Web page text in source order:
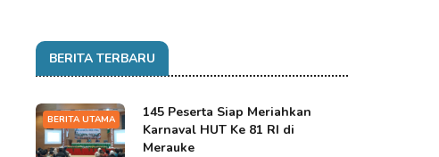
BERITA TERBARU
BERITA UTAMA
145 Peserta Siap Meriahkan
Karnaval HUT Ke 81 RI di
Merauke